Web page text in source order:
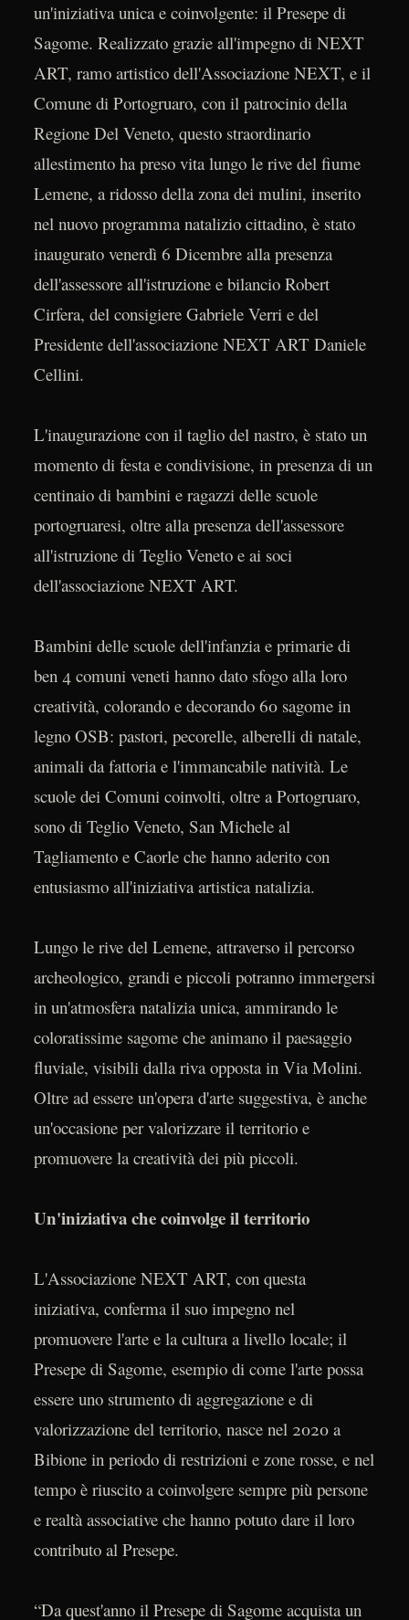
un'iniziativa unica e coinvolgente: il Presepe di
Sagome. Realizzato grazie all'impegno di NEXT
ART, ramo artistico dell'Associazione NEXT, e il
Comune di Portogruaro, con il patrocinio della
Regione Del Veneto, questo straordinario
allestimento ha preso vita lungo le rive del fiume
Lemene, a ridosso della zona dei mulini, inserito
nel nuovo programma natalizio cittadino, è stato
inaugurato venerdì 6 Dicembre alla presenza
dell'assessore all'istruzione e bilancio Robert
Cirfera, del consigiere Gabriele Verri e del
Presidente dell'associazione NEXT ART Daniele
Cellini.
L'inaugurazione con il taglio del nastro, è stato un
momento di festa e condivisione, in presenza di un
centinaio di bambini e ragazzi delle scuole
portogruaresi, oltre alla presenza dell'assessore
all'istruzione di Teglio Veneto e ai soci
dell'associazione NEXT ART.
Bambini delle scuole dell'infanzia e primarie di
ben 4 comuni veneti hanno dato sfogo alla loro
creatività, colorando e decorando 60 sagome in
legno OSB: pastori, pecorelle, alberelli di natale,
animali da fattoria e l'immancabile natività. Le
scuole dei Comuni coinvolti, oltre a Portogruaro,
sono di Teglio Veneto, San Michele al
Tagliamento e Caorle che hanno aderito con
entusiasmo all'iniziativa artistica natalizia.
Lungo le rive del Lemene, attraverso il percorso
archeologico, grandi e piccoli potranno immergersi
in un'atmosfera natalizia unica, ammirando le
coloratissime sagome che animano il paesaggio
fluviale, visibili dalla riva opposta in Via Molini.
Oltre ad essere un'opera d'arte suggestiva, è anche
un'occasione per valorizzare il territorio e
promuovere la creatività dei più piccoli.
Un'iniziativa che coinvolge il territorio
L'Associazione NEXT ART, con questa
iniziativa, conferma il suo impegno nel
promuovere l'arte e la cultura a livello locale; il
Presepe di Sagome, esempio di come l'arte possa
essere uno strumento di aggregazione e di
valorizzazione del territorio, nasce nel 2020 a
Bibione in periodo di restrizioni e zone rosse, e nel
tempo è riuscito a coinvolgere sempre più persone
e realtà associative che hanno potuto dare il loro
contributo al Presepe.
“Da quest'anno il Presepe di Sagome acquista un